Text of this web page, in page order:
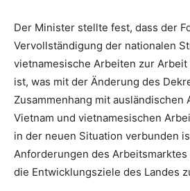
Der Minister stellte fest, dass der
Vervollständigung der nationalen
vietnamesische Arbeiten zur
ist, was mit der Änderung des
Zusammenhang mit ausländischen
Vietnam und vietnamesischen
in der neuen Situation verbunden
Anforderungen des
die Entwicklungsziele des Landes